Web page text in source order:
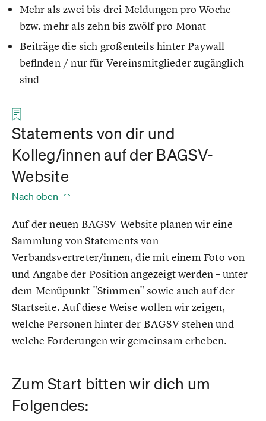
Mehr als zwei bis drei Meldungen pro Woche
bzw. mehr als zehn bis zwölf pro Monat
Beiträge die sich großenteils hinter Paywall
befinden / nur für Vereinsmitglieder zugänglich
sind
Statements von dir und
Kolleg/innen auf der BAGSV-
Website
Nach oben
Auf der neuen BAGSV-Website planen wir eine
Sammlung von Statements von
Verbandsvertreter/innen, die mit einem Foto von
und Angabe der Position angezeigt werden – unter
dem Menüpunkt "Stimmen" sowie auch auf der
Startseite. Auf diese Weise wollen wir zeigen,
welche Personen hinter der BAGSV stehen und
welche Forderungen wir gemeinsam erheben.
Zum Start bitten wir dich um
Folgendes: